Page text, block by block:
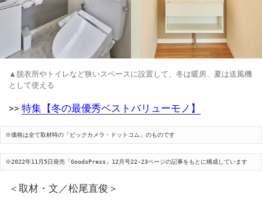
▲脱衣所やトイレなど狭いスペースに設置して、冬は暖房、夏は送風機
として使える
>> 特集【冬の最優秀ベストバリューモノ】
※価格は全て取材時の「ビックカメラ・ドットコム」のものです
※2022年11月5日発売「GoodsPress」12月号22-23ページの記事をもとに構成しています
＜取材・文／松尾直俊＞